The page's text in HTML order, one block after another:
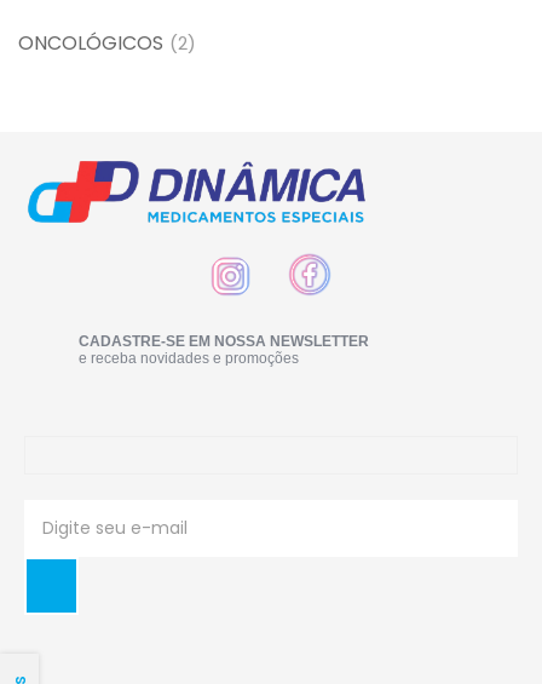
ONCOLÓGICOS (2)
CADASTRE-SE EM NOSSA NEWSLETTER
e receba novidades e promoções